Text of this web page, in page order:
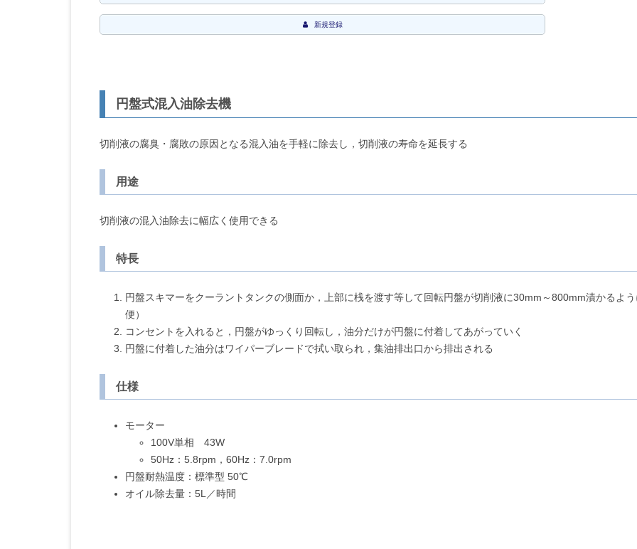
新規登録
円盤式混入油除去機
切削液の腐臭・腐敗の原因となる混入油を手軽に除去し，切削液の寿命を延長する
用途
切削液の混入油除去に幅広く使用できる
特長
円盤スキマーをクーラントタンクの側面か，上部に桟を渡す等して回転円盤が切削液に30mm～800mm漬かるよ
便）
コンセントを入れると，円盤がゆっくり回転し，油分だけが円盤に付着してあがっていく
円盤に付着した油分はワイパーブレードで拭い取られ，集油排出口から排出される
仕様
モーター
100V単相 43W
50Hz：5.8rpm，60Hz：7.0rpm
円盤耐熱温度：標準型 50℃
オイル除去量：5L／時間